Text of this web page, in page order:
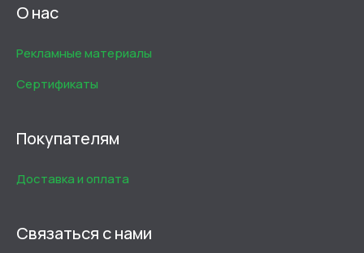
О нас
Рекламные материалы
Сертификаты
Покупателям
Доставка и оплата
Связаться с нами